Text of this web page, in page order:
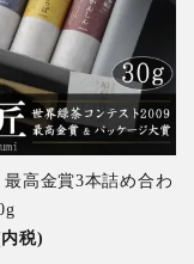
最高金賞3本詰め合わ
税)